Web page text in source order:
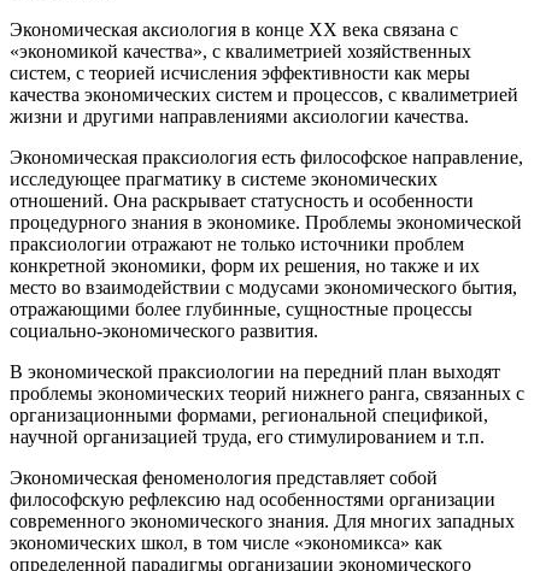
Экономическая аксиология в конце ХХ века связана с
«экономикой качества», с квалиметрией хозяйственных
систем, с теорией исчисления эффективности как меры
качества экономических систем и процессов, с квалиметрией
жизни и другими направлениями аксиологии качества.
Экономическая праксиология есть философское направление,
исследующее прагматику в системе экономических
отношений. Она раскрывает статусность и особенности
процедурного знания в экономике. Проблемы экономической
праксиологии отражают не только источники проблем
конкретной экономики, форм их решения, но также и их
место во взаимодействии с модусами экономического бытия,
отражающими более глубинные, сущностные процессы
социально-экономического развития.
В экономической праксиологии на передний план выходят
проблемы экономических теорий нижнего ранга, связанных с
организационными формами, региональной спецификой,
научной организацией труда, его стимулированием и т.п.
Экономическая феноменология представляет собой
философскую рефлексию над особенностями организации
современного экономического знания. Для многих западных
экономических школ, в том числе «экономикса» как
определенной парадигмы организации экономического